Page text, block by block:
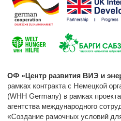
ОФ «Центр развития ВИЭ и
рамках контракта с Немецкой
(WHH Germany) в рамках
агентства международного
«Создание рамочных условий